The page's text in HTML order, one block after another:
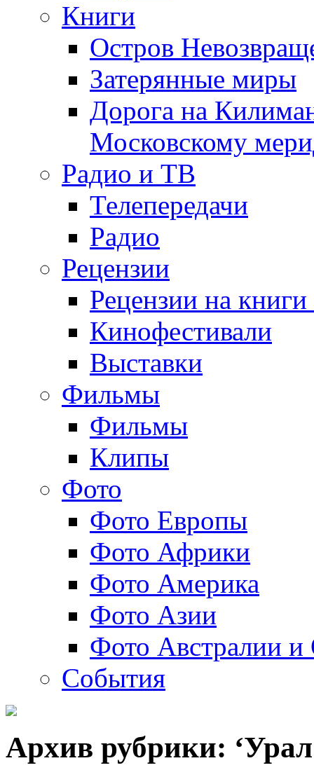
Книги
Остров
Затерянные миры
Дорога на
Московскому
Радио и ТВ
Телепередачи
Радио
Рецензии
Рецензии на
Кинофестивали
Выставки
Фильмы
Фильмы
Клипы
Фото
Фото Европы
Фото Африки
Фото Америка
Фото Азии
Фото Австралии и
События
Архив рубрики: